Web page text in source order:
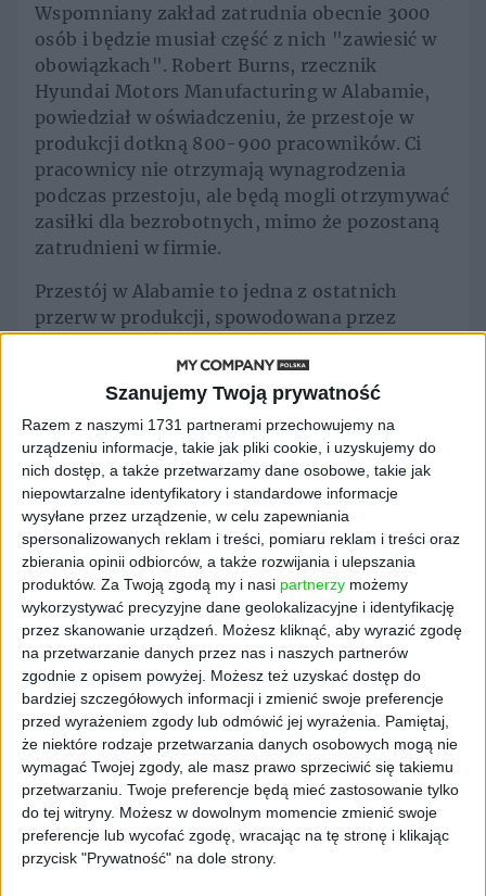
Szanujemy Twoją prywatność
Razem z naszymi 1731 partnerami przechowujemy na
urządzeniu informacje, takie jak pliki cookie, i uzyskujemy do
nich dostęp, a także przetwarzamy dane osobowe, takie jak
niepowtarzalne identyfikatory i standardowe informacje
wysyłane przez urządzenie, w celu zapewniania
spersonalizowanych reklam i treści, pomiaru reklam i treści oraz
zbierania opinii odbiorców, a także rozwijania i ulepszania
produktów. Za Twoją zgodą my i nasi partnerzy możemy
wykorzystywać precyzyjne dane geolokalizacyjne i identyfikację
przez skanowanie urządzeń. Możesz kliknąć, aby wyrazić zgodę
na przetwarzanie danych przez nas i naszych partnerów
zgodnie z opisem powyżej. Możesz też uzyskać dostęp do
bardziej szczegółowych informacji i zmienić swoje preferencje
przed wyrażeniem zgody lub odmówić jej wyrażenia.
Pamiętaj,
że niektóre rodzaje przetwarzania danych osobowych mogą nie
wymagać Twojej zgody, ale masz prawo sprzeciwić się takiemu
przetwarzaniu. Twoje preferencje będą mieć zastosowanie tylko
do tej witryny. Możesz w dowolnym momencie zmienić swoje
preferencje lub wycofać zgodę, wracając na tę stronę i klikając
przycisk "Prywatność" na dole strony.
Wspomniany zakład zatrudnia obecnie 3000
osób i będzie musiał część z nich "zawiesić w
obowiązkach". Robert Burns, rzecznik
Hyundai Motors Manufacturing w Alabamie,
powiedział w oświadczeniu, że przestoje w
produkcji dotkną 800-900 pracowników. Ci
pracownicy nie otrzymają wynagrodzenia
podczas przestoju, ale będą mogli otrzymywać
zasiłki dla bezrobotnych, mimo że pozostaną
zatrudnieni w firmie.
Przestój w Alabamie to jedna z ostatnich
przerw w produkcji, spowodowana przez
mocno dotknięty pandemią koronawirusa.
Inni producenci samochodów, od Forda do
Porsche, również musieli wstrzymać
produkcję w niektórych miejscach.
Niedobór chipów to coraz
większy problem
W czasie pandemii popyt na samochody
zauważalnie zmalał, ponieważ wiele osób
ograniczało podróże. Teraz jednak
zapotrzebowanie rośnie, a producenci mają
związane ręce przez brak półprzewodników.
Poważna susza na Tajwanie, które jest
centrum półprzewodników, również
spowolniła powrót całego przemysłu do
lepszej kondycji. Warto bowiem zauważyć, żę
przemysł ten jest dużym konsumentem wody